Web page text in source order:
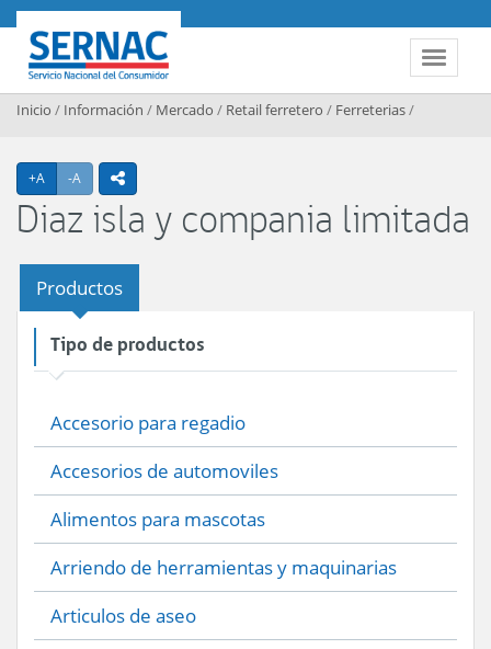
Contenido principal
Toggle
SERNAC
Inicio / Información / Mercado / Retail ferretero / Ferreterias/
+A Agrandar texto
-A Achicar textoicono compartir
Diaz isla y compania limitada
Productos
Tipo de productos
Accesorio para regadio
Accesorios de automoviles
Alimentos para mascotas
Arriendo de herramientas y maquinarias
Articulos de aseo